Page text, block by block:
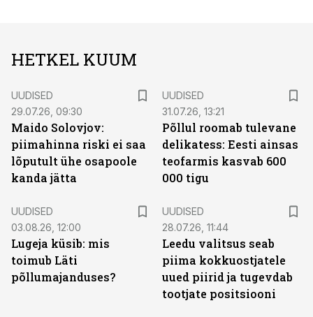
HETKEL KUUM
UUDISED
29.07.26, 09:30
Maido Solovjov:
piimahinna riski ei saa
lõputult ühe osapoole
kanda jätta
UUDISED
31.07.26, 13:21
Põllul roomab tulevane
delikatess: Eesti ainsas
teofarmis kasvab 600
000 tigu
UUDISED
03.08.26, 12:00
Lugeja küsib: mis
toimub Läti
põllumajanduses?
UUDISED
28.07.26, 11:44
Leedu valitsus seab
piima kokkuostjatele
uued piirid ja tugevdab
tootjate positsiooni